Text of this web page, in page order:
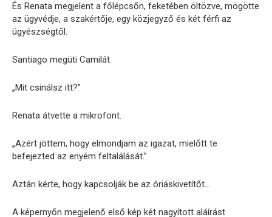
És Renata megjelent a főlépcsőn, feketében öltözve, mögötte
az ügyvédje, a szakértője, egy közjegyző és két férfi az
ügyészségtől.
Santiago megüti Camilát.
„Mit csinálsz itt?”
Renata átvette a mikrofont.
„Azért jöttem, hogy elmondjam az igazat, mielőtt te
befejezted az enyém feltalálását.”
Aztán kérte, hogy kapcsolják be az óriáskivetítőt…
A képernyőn megjelenő első kép két nagyított aláírást